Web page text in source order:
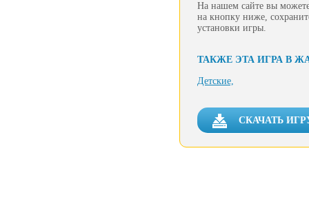
На нашем сайте вы
на кнопку ниже,
установки игры.
ТАКЖЕ ЭТА ИГРА В
Детские,
СКАЧАТЬ